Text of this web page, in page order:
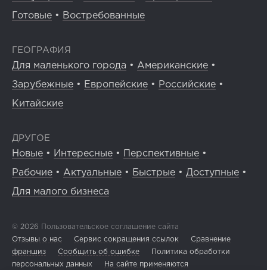
Готовые • Востребованные
ГЕОГРАФИЯ
Для маленького города • Американские •
Зарубежные • Европейские • Российские •
Китайские
ДРУГОЕ
Новые • Интересные • Перспективные •
Рабочие • Актуальные • Быстрые • Доступные •
Для малого бизнеса
© 2026 Пользовательское соглашение сайта
Отзывы о нас
Сервис сокращения ссылок
Сравнение
франшиз
Сообщить об ошибке
Политика обработки
персональных данных
На сайте применяются